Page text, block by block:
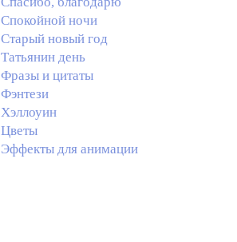
Спокойной ночи
Старый новый год
Татьянин день
Фразы и цитаты
Фэнтези
Хэллоуин
Цветы
Эффекты для анимации